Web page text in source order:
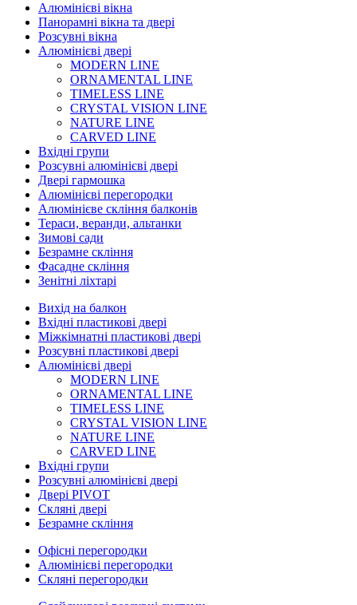
Алюмінієві вікна
Панорамні вікна та двері
Розсувні вікна
Алюмінієві двері
MODERN LINE
ORNAMENTAL LINE
TIMELESS LINE
CRYSTAL VISION LINE
NATURE LINE
CARVED LINE
Вхідні групи
Розсувні алюмінієві двері
Двері гармошка
Алюмінієві перегородки
Алюмінієве скління балконів
Тераси, веранди, альтанки
Зимові сади
Безрамне скління
Фасадне скління
Зенітні ліхтарі
Вихід на балкон
Вхідні пластикові двері
Міжкімнатні пластикові двері
Розсувні пластикові двері
Алюмінієві двері
MODERN LINE
ORNAMENTAL LINE
TIMELESS LINE
CRYSTAL VISION LINE
NATURE LINE
CARVED LINE
Вхідні групи
Розсувні алюмінієві двері
Двері PIVOT
Скляні двері
Безрамне скління
Офісні перегородки
Алюмінієві перегородки
Скляні перегородки